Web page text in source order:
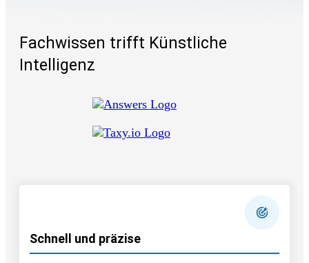
Fachwissen trifft Künstliche
Intelligenz
Schnell und präzise